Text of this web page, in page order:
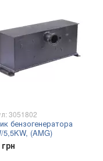
3051802
бензогенератора
5,5KW, (AMG)